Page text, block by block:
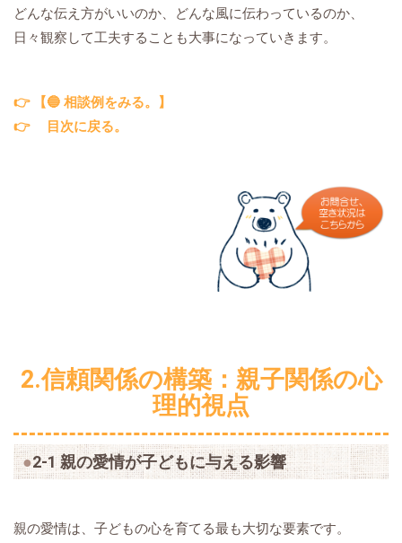
どんな伝え方がいいのか、どんな風に伝わっているのか、
日々観察して工夫することも大事になっていきます。
👉 【🔵 相談例をみる。】
👉
目次に戻る。
2.信頼関係の構築：親子関係の心
理的視点
2-1 親の愛情が子どもに与える影響
親の愛情は、子どもの心を育てる最も大切な要素です。